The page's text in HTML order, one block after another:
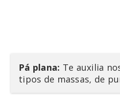
Pá plana: Te auxilia
tipos de massas, de